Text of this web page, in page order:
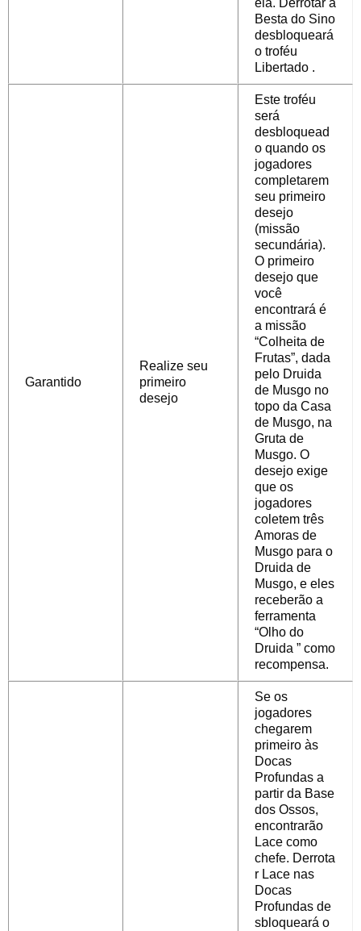
ela. Derrotar a
Besta do Sino
desbloqueará
o troféu
Libertado .
Garantido
Realize seu
primeiro
desejo
Este troféu
será
desbloquead
o quando os
jogadores
completarem
seu primeiro
desejo
(missão
secundária).
O primeiro
desejo que
você
encontrará é
a missão
“Colheita de
Frutas”, dada
pelo Druida
de Musgo no
topo da Casa
de Musgo, na
Gruta de
Musgo. O
desejo exige
que os
jogadores
coletem três
Amoras de
Musgo para o
Druida de
Musgo, e eles
receberão a
ferramenta
“Olho do
Druida ” como
recompensa.
Se os
jogadores
chegarem
primeiro às
Docas
Profundas a
partir da Base
dos Ossos,
encontrarão
Lace como
chefe. Derrota
r Lace nas
Docas
Profundas de
sbloqueará o